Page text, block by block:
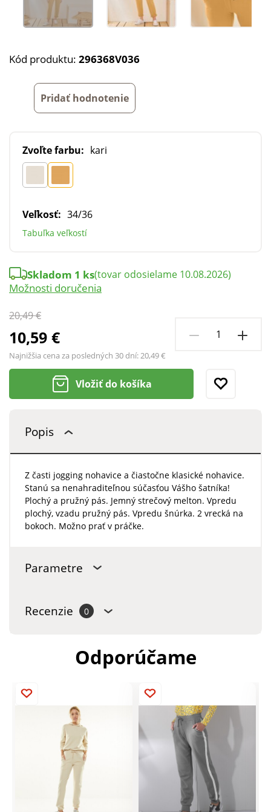
Kód produktu: 296368V036
Pridať hodnotenie
Zvoľte farbu: kari
Veľkosť: 34/36
Tabuľka veľkostí
20,49 €
10,59 €
Najnižšia cena za posledných 30 dní:20,49 €
Skladom 1 ks(tovar odosielame 10.08.2026)
Možnosti doručenia
Vložiť do košíka
Popis
Z časti jogging nohavice a čiastočne klasické nohavice.
Stanú sa nenahraditeľnou súčasťou Vášho šatníka!
Plochý a pružný pás. Jemný strečový melton. Vpredu
plochý, vzadu pružný pás. Vpredu šnúrka. 2 vrecká na
bokoch. Možno prať v práčke.
Parametre
Recenzie 0
Odporúčame